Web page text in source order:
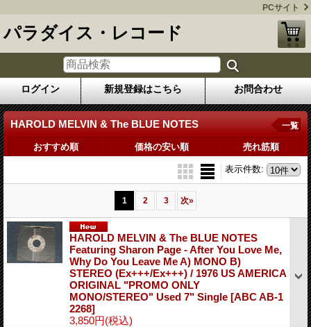
PCサイト
パラダイス・レコード
ログイン 新規登録はこちら お問合わせ
HAROLD MELVIN & The BLUE NOTES 一覧
おすすめ順 価格の安い順 売れ筋順
表示件数:
1 2 3 次»
HAROLD MELVIN & The BLUE NOTES
Featuring Sharon Page - After You Love Me,
Why Do You Leave Me A) MONO B)
STEREO (Ex+++/Ex+++) / 1976 US AMERICA
ORIGINAL "PROMO ONLY
MONO/STEREO" Used 7" Single [ABC AB-1
2268]
3,850円(税込)